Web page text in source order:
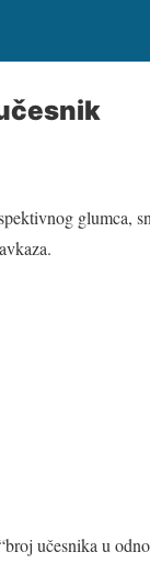
glumca,
učesnika u